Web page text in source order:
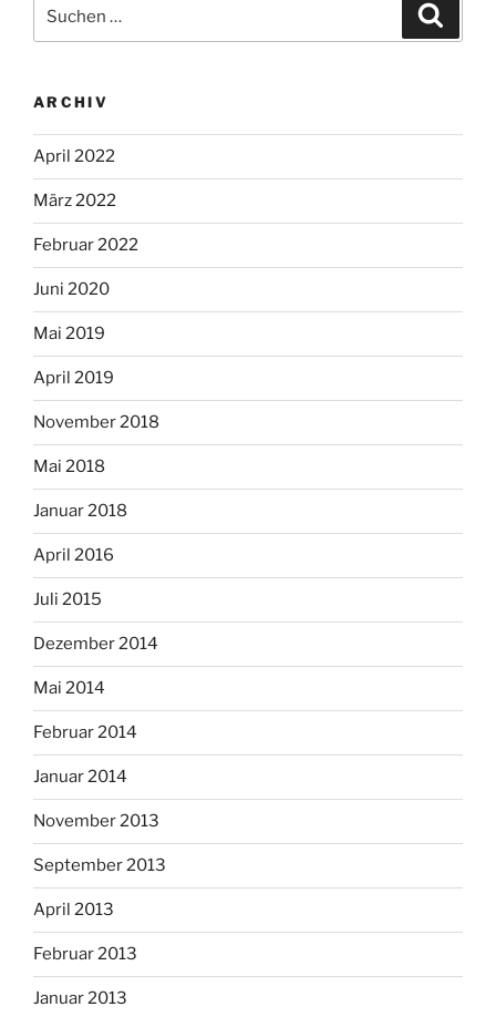
nach:
ARCHIV
April 2022
März 2022
Februar 2022
Juni 2020
Mai 2019
April 2019
November 2018
Mai 2018
Januar 2018
April 2016
Juli 2015
Dezember 2014
Mai 2014
Februar 2014
Januar 2014
November 2013
September 2013
April 2013
Februar 2013
Januar 2013